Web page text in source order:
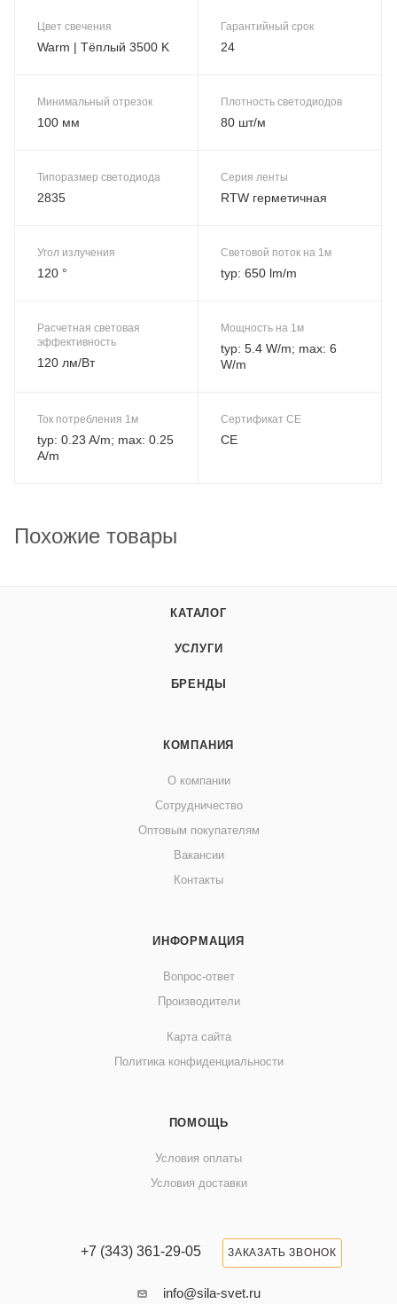
Цвет свечения
Warm | Тёплый 3500 K
Гарантийный срок
24
Минимальный отрезок
100 мм
Плотность светодиодов
80 шт/м
Типоразмер светодиода
2835
Серия ленты
RTW герметичная
Угол излучения
120 °
Световой поток на 1м
typ: 650 lm/m
Расчетная световая
эффективность
120 лм/Вт
Мощность на 1м
typ: 5.4 W/m; max: 6
W/m
Ток потребления 1м
typ: 0.23 A/m; max: 0.25
A/m
Сертификат CE
CE
Похожие товары
КАТАЛОГ
УСЛУГИ
БРЕНДЫ
КОМПАНИЯ
О компании
Сотрудничество
Оптовым покупателям
Вакансии
Контакты
ИНФОРМАЦИЯ
Вопрос-ответ
Производители
Карта сайта
Политика конфиденциальности
ПОМОЩЬ
Условия оплаты
Условия доставки
+7 (343) 361-29-05 ЗАКАЗАТЬ ЗВОНОК
info@sila-svet.ru